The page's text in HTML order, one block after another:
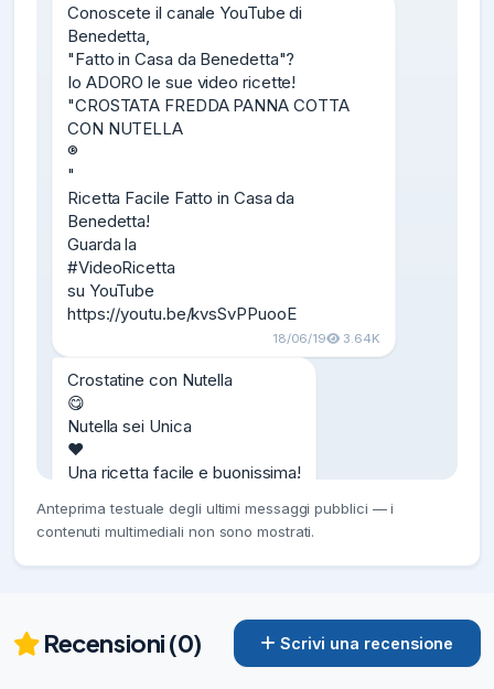
Conoscete il canale YouTube di
Benedetta,
"Fatto in Casa da Benedetta"?
Io ADORO le sue video ricette!
"CROSTATA FREDDA PANNA COTTA
CON NUTELLA
®
"
Ricetta Facile Fatto in Casa da
Benedetta!
Guarda la
#VideoRicetta
su YouTube
https://youtu.be/kvsSvPPuooE
18/06/19 3.64K
Crostatine con Nutella
😋
Nutella sei Unica
♥️
Una ricetta facile e buonissima!
3.9K
La torta di mele, Zucca e Nutella è dolce
Anteprima testuale degli ultimi messaggi pubblici — i
contenuti multimediali non sono mostrati.
Recensioni (0) Scrivi una recensione